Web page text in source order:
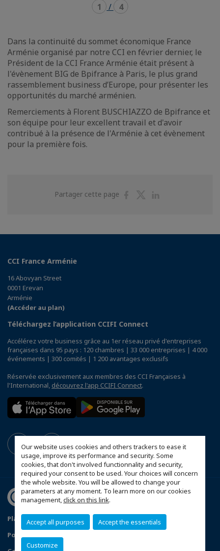
Our website uses cookies and others trackers to ease it
usage, improve its performance and security. Some
cookies, that don't involved functionnality and security,
required your consent to be used. Your choices will concern
the whole website. You will be allowed to change your
parameters at any moment. To learn more on our cookies
management,click on this link.
Accept all purposes Accept the essentials
Customize
1 / 4
Dans la continuité du sommet économique France
Arménie organisé par notre CCI en février dernier, le
Président de la CCI France Arménie était présent à
l'évènement BIG de Bpifrance à Paris, le plus grand
rassemblement business d’Europe, pour présenter les
opportunités du marché arménien.
Remerciements à Florent BUSCHIAZZO de Bpifrance et
son équipe pour leur excellent travail et d'avoir
contribué à la présence de l'Arménie à cet évènement
pour la première fois.
Partager cette page
PartagerPartager
CCI France Arménie
16 Abovyan Street
0001 Erevan
Arménie
(Accéder au plan)
Téléchargez l’application CCIFI Connect
Accélérez votre business grâce au 1er réseau privé d'entreprises
françaises dans 95 pays : 120 chambres | 33 000 entreprises | 4 000
événements | 300 comités | 1 200 avantages exclusifs
Réservée exclusivement aux membres des CCI Françaises à
l'International, découvrez l'app CCIFI Connect.
Plan du site
Mentions Légales
Politique de Confidentialité